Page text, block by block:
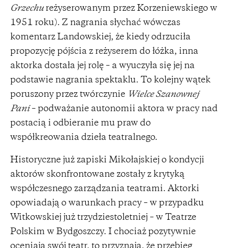
Grzechureżyserowanym przez Korzeniewskiego w
1951 roku). Z nagrania słychać wówczas
komentarz Landowskiej, że kiedy odrzuciła
propozycję pójścia z reżyserem do łóżka, inna
aktorka dostała jej rolę – a wyuczyła się jej na
podstawie nagrania spektaklu. To kolejny wątek
poruszony przez twórczynie Wielce Szanownej
Pani– podważanie autonomii aktora w pracy nad
postacią i odbieranie mu praw do
współkreowania dzieła teatralnego.
Historyczne już zapiski Mikołajskiej o kondycji
aktorów skonfrontowane zostały z krytyką
współczesnego zarządzania teatrami. Aktorki
opowiadają o warunkach pracy – w przypadku
Witkowskiej już trzydziestoletniej – w Teatrze
Polskim w Bydgoszczy. I chociaż pozytywnie
oceniają swój teatr, to przyznają, że przebieg